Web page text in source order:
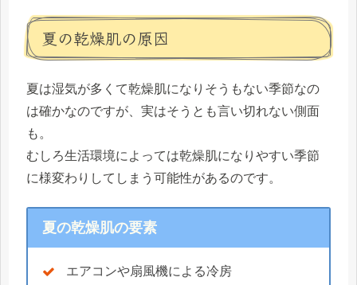
夏の乾燥肌の原因
夏は湿気が多くて乾燥肌になりそうもない季節なの
は確かなのですが、実はそうとも言い切れない側面
も。
むしろ生活環境によっては乾燥肌になりやすい季節
に様変わりしてしまう可能性があるのです。
夏の乾燥肌の要素
エアコンや扇風機による冷房